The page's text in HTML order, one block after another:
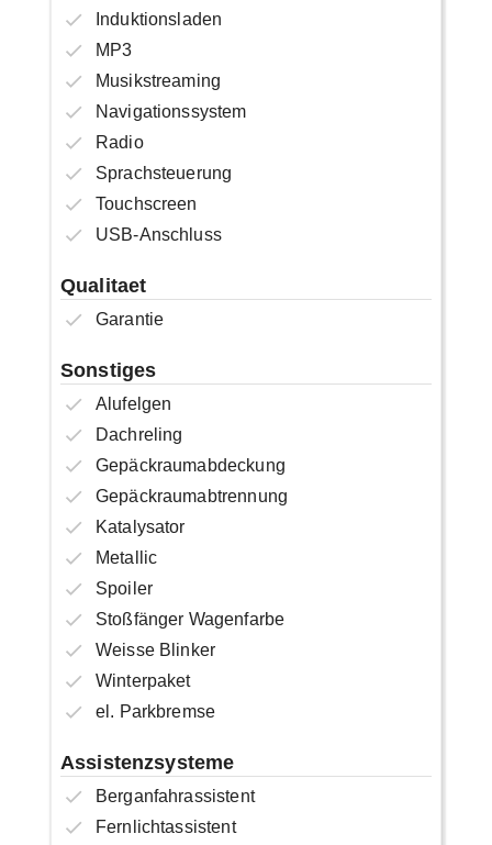
Induktionsladen
MP3
Musikstreaming
Navigationssystem
Radio
Sprachsteuerung
Touchscreen
USB-Anschluss
Qualitaet
Garantie
Sonstiges
Alufelgen
Dachreling
Gepäckraumabdeckung
Gepäckraumabtrennung
Katalysator
Metallic
Spoiler
Stoßfänger Wagenfarbe
Weisse Blinker
Winterpaket
el. Parkbremse
Assistenzsysteme
Berganfahrassistent
Fernlichtassistent